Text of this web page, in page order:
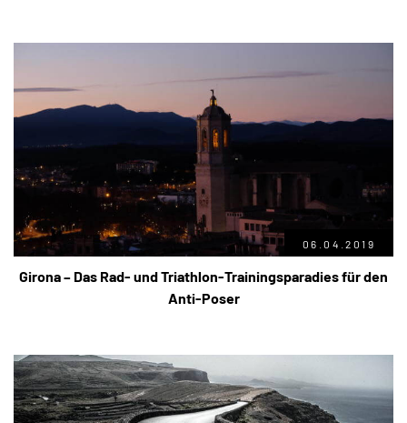
06.04.2019
Girona – Das Rad- und Triathlon-Trainingsparadies für den
Anti-Poser